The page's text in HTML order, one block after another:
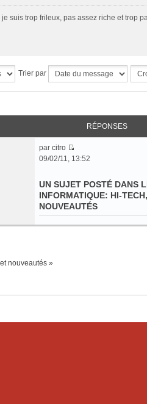
suis trop frileux, pas assez riche et trop
Trier par
RÉPONSES
par citro
C
s
u
l
i
09/02/11, 13:52
UN SUJET POSTÉ DANS
INFORMATIQUE: HI-
NOUVEAUTÉS
nouveautés »